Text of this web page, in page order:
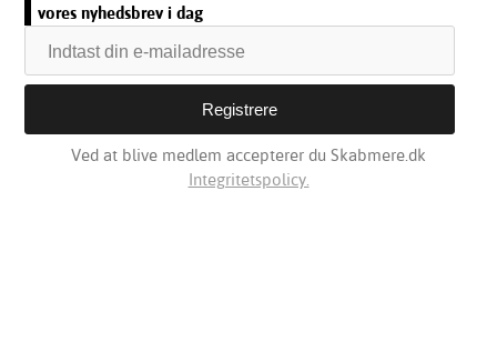
vores nyhedsbrev i dag
Ved at blive medlem accepterer du Skabmere.dk
Integritetspolicy.